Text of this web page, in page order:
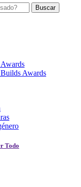
Buscar
Awards
Todo